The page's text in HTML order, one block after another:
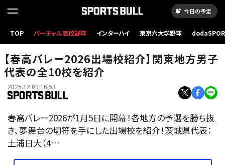
今日の予定
TOP バーチャル高校野球 インターハイ 東京六大学野球
【春高バレー2026出場校紹介】関東地方男子
代表の全10校を紹介
2025.12.09 16:53
春高バレー2026が1月5日に開幕！各地方の予選を勝ち抜
き、夢舞台の切符を手にした出場校を紹介！茨城県代表：
土浦日大（4…